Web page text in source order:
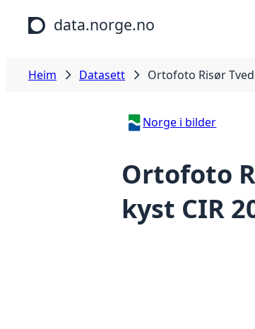
Hopp til hovudinnhald
data.norge.no
Heim Datasett Ortofoto Risør
Norge i bilder
Ortofoto
kyst CIR